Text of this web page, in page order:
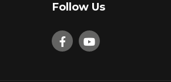
Follow Us